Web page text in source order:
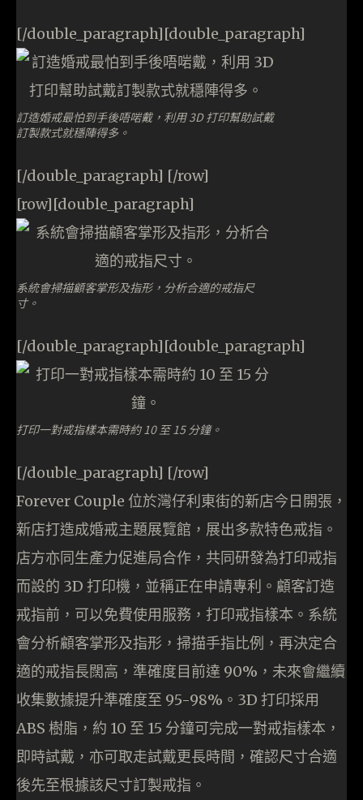
[/double_paragraph][double_paragraph]
訂造婚戒最怕到手後唔啱戴，利用 3D 打印幫助試戴
訂製款式就穩陣得多。
[/double_paragraph] [/row]
[row][double_paragraph]
系統會掃描顧客掌形及指形，分析合適的戒指尺
寸。
[/double_paragraph][double_paragraph]
打印一對戒指樣本需時約 10 至 15 分鐘。
[/double_paragraph] [/row]
Forever Couple 位於灣仔利東街的新店今日開張，
新店打造成婚戒主題展覽館，展出多款特色戒指。
店方亦同生產力促進局合作，共同研發為打印戒指
而設的 3D 打印機，並稱正在申請專利。顧客訂造
戒指前，可以免費使用服務，打印戒指樣本。系統
會分析顧客掌形及指形，掃描手指比例，再決定合
適的戒指長闊高，準確度目前達 90%，未來會繼續
收集數據提升準確度至 95-98%。3D 打印採用
ABS 樹脂，約 10 至 15 分鐘可完成一對戒指樣本，
即時試戴，亦可取走試戴更長時間，確認尺寸合適
後先至根據該尺寸訂製戒指。